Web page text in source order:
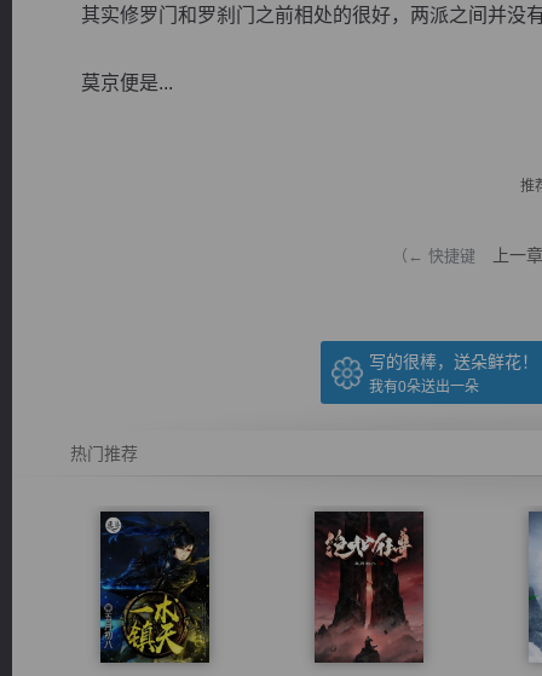
其实修罗门和罗刹门之前相处的很好，两派之间并没
莫京便是...
推
（← 快捷键 上一章
写的很棒，送朵鲜花！
我有0朵送出一朵
热门推荐